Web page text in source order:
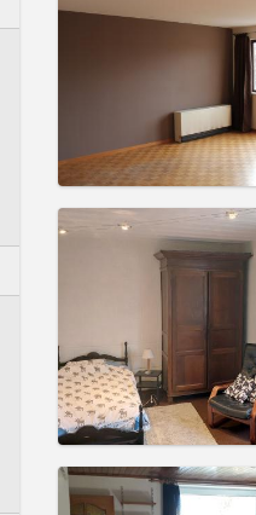
Practical Info
600 € (300 €/
70 € (35 €/
12 months
Allowed
Practical Info
Rent:560 €
Charges: 60 €
10 months
Domiciliation: With